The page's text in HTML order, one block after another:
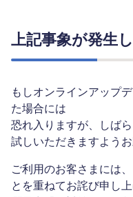
上記事象が発生
もしオンラインアップ
た場合には
恐れ入りますが、しば
試しいただきますようお
ご利用のお客さまには
とを重ねてお詫び申し上